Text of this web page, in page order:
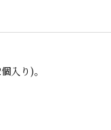
入り)。